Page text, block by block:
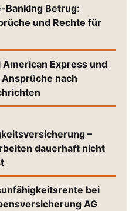
Banking Betrug:
und Rechte für
Express und
nach
–
dauerhaft nicht
bei
AG